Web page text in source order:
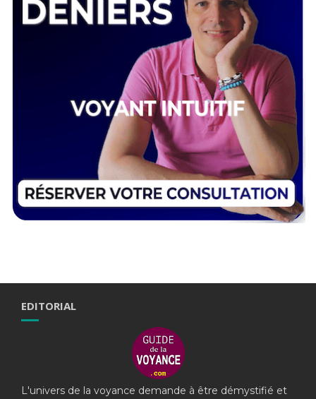
EDITORIAL
L'univers de la voyance demande à être démystifié et